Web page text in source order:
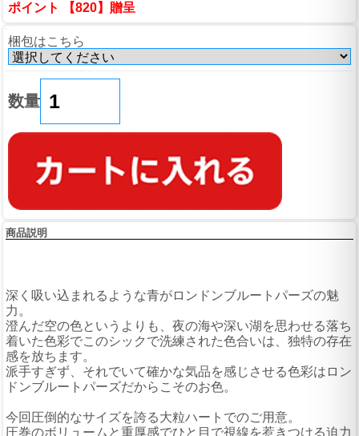
ポイント 【820】贈呈
梱包はこちら
数量
商品説明
深く吸い込まれるような青がロンドンブルートパーズの魅
力。
澄んだ空の色というよりも、夜の海や深い湖を思わせる落ち
着いた色彩でこのシックで洗練された色合いは、独特の存在
感を放ちます。
派手すぎず、それでいて確かな気品を感じさせる色彩はロン
ドンブルートパーズだからこそのお色。
今回圧倒的なサイズを誇る大粒ハートでのご用意。
圧巻のボリュームと重厚感でひと目で視線を惹きつける迫力